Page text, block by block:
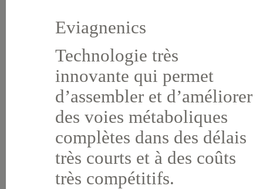
Eviagnenics
Technologie très
innovante qui permet
d’assembler et d’améliorer
des voies métaboliques
complètes dans des délais
très courts et à des coûts
très compétitifs.